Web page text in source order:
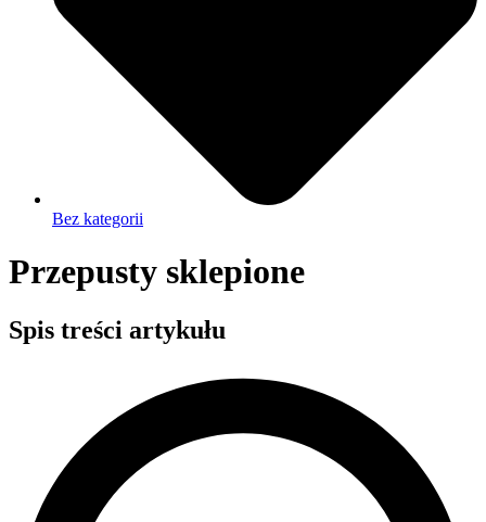
Bez kategorii
Przepusty sklepione
Spis treści artykułu